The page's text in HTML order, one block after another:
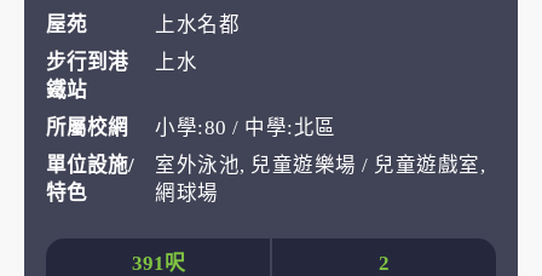
屋苑
上水名都
步行到港
鐵站
上水
所屬校網
小學:80 / 中學:北區
單位設施/
特色
室外泳池, 兒童遊樂場 / 兒童遊戲室,
網球場
391呎 2